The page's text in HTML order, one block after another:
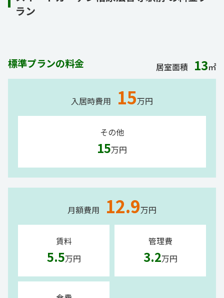
ラン
標準プランの料金 居室面積 13㎡
入居時費用 15万円
その他
15万円
月額費用 12.9万円
賃料
5.5万円
管理費
3.2万円